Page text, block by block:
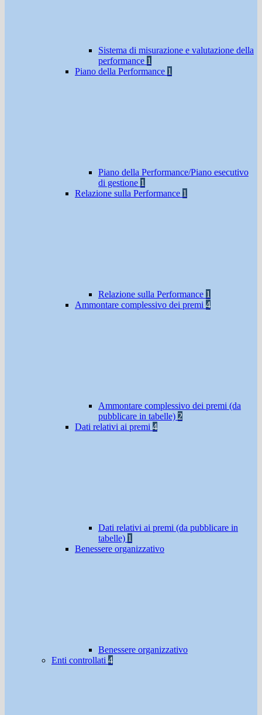
Sistema di misurazione e valutazione della
performance 1
Piano della Performance 1
Piano della Performance/Piano esecutivo
di gestione 1
Relazione sulla Performance 1
Relazione sulla Performance 1
Ammontare complessivo dei premi 4
Ammontare complessivo dei premi (da
pubblicare in tabelle) 2
Dati relativi ai premi 4
Dati relativi ai premi (da pubblicare in
tabelle) 1
Benessere organizzativo
Benessere organizzativo
Enti controllati 4